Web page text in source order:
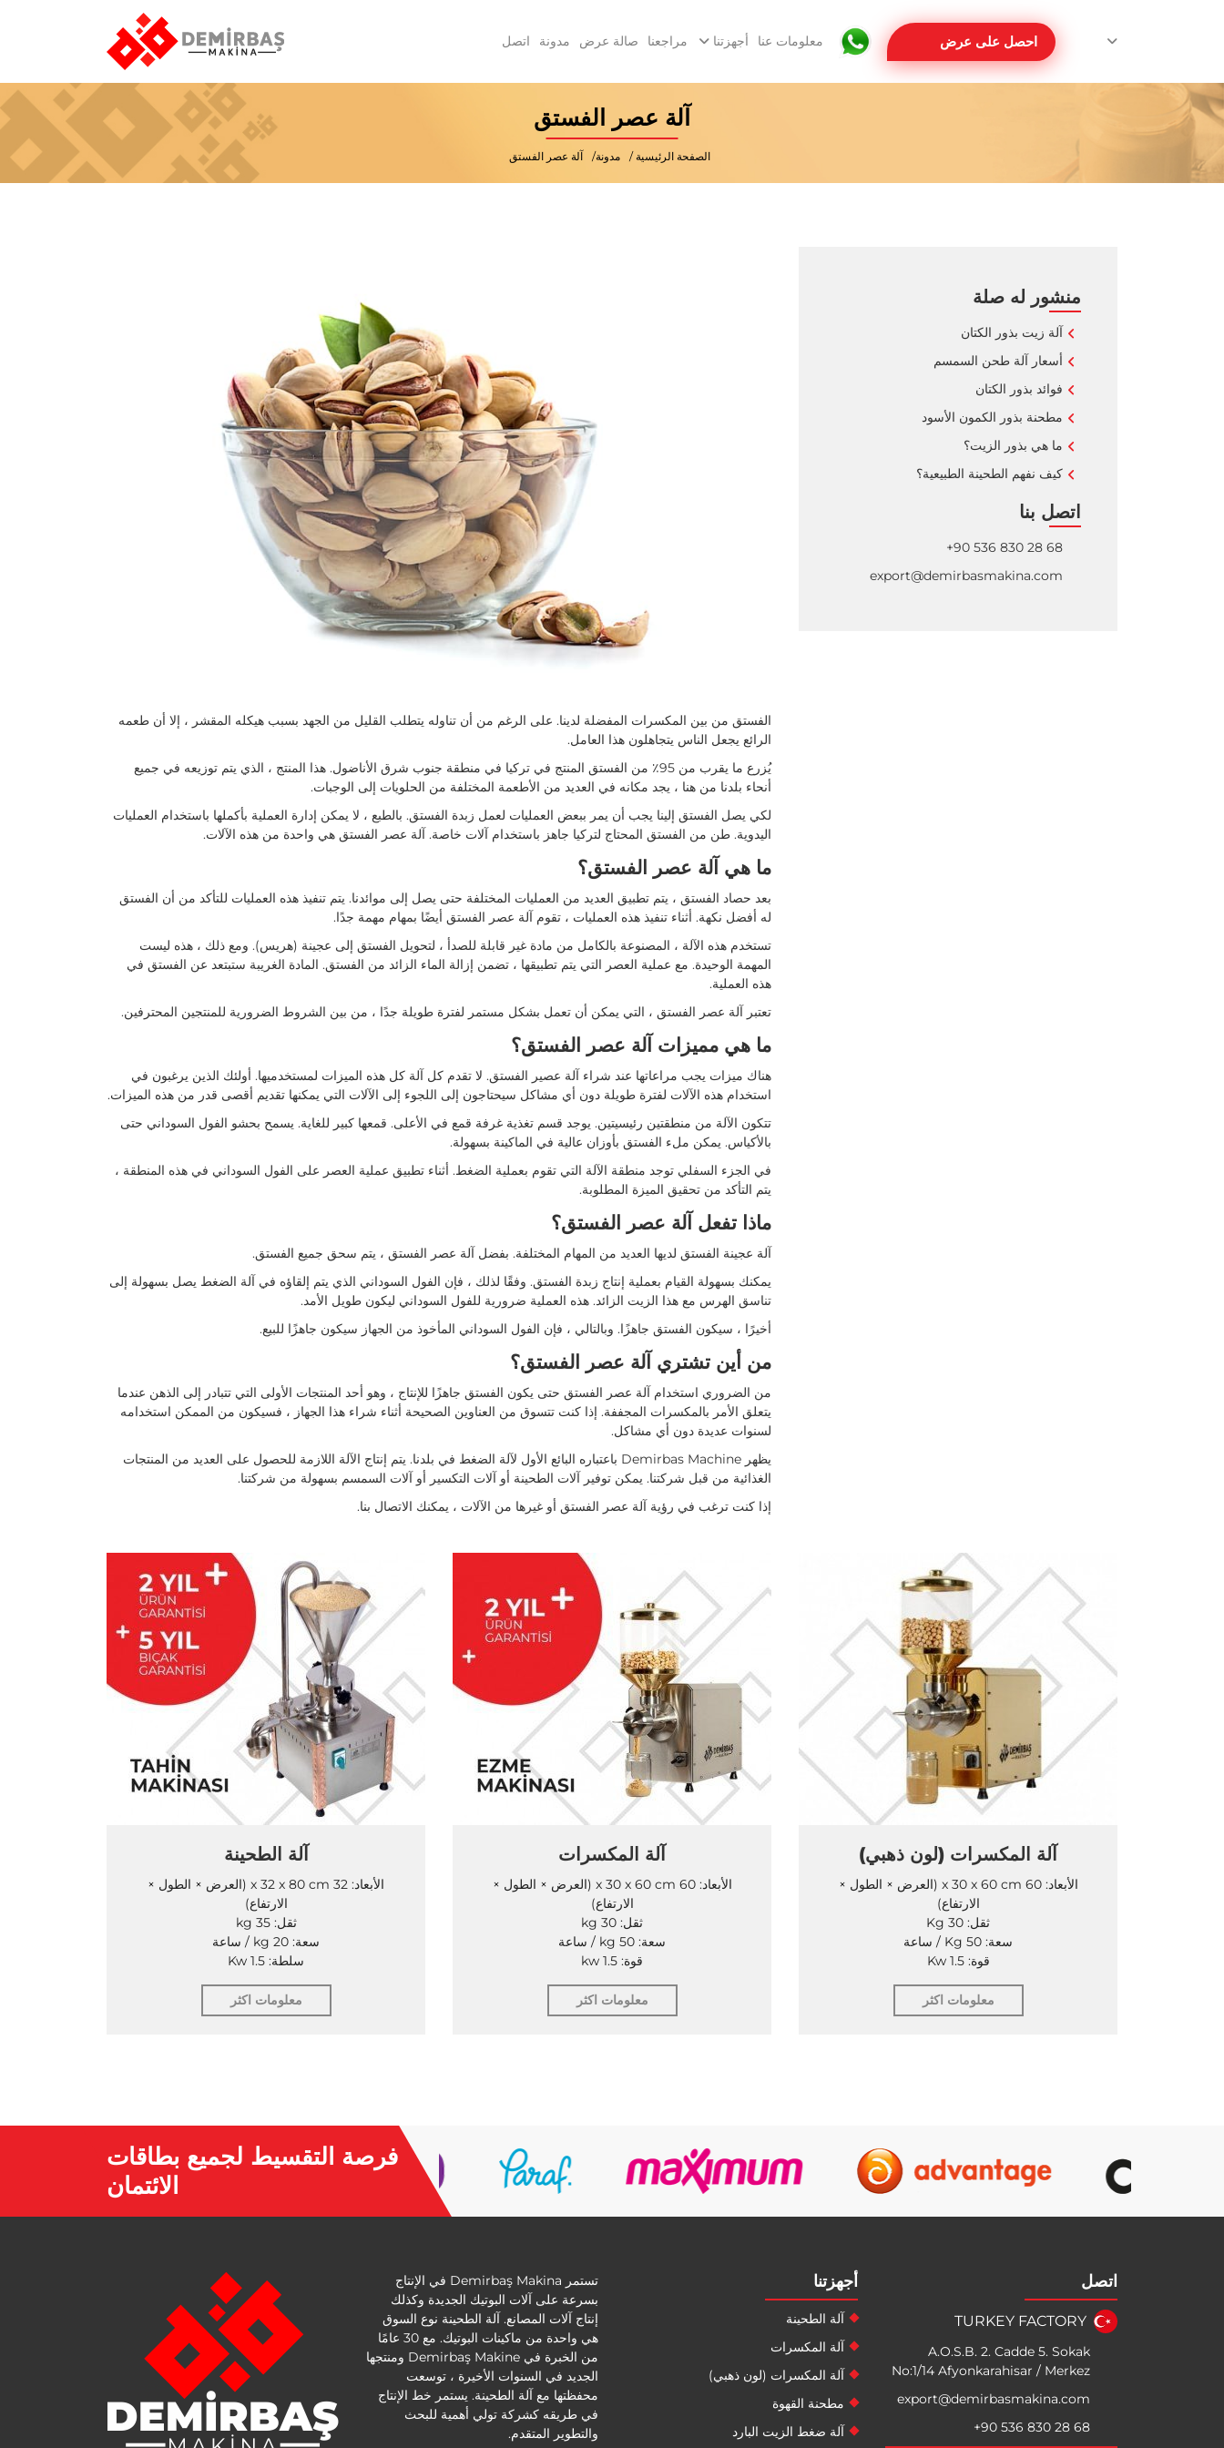
معلومات عنا أجهزتنا مراجعنا صالة عرض مدونة اتصل احصل على عرض
آلة عصر الفستق
الصفحة الرئيسية مدونة آلة عصر الفستق
الفستق من بين المكسرات المفضلة لدينا. على الرغم من أن تناوله يتطلب القليل من الجهد بسبب هيكله المقشر ، إلا أن طعمه
الرائع يجعل الناس يتجاهلون هذا العامل.
يُزرع ما يقرب من 95٪ من الفستق المنتج في تركيا في منطقة جنوب شرق الأناضول. هذا المنتج ، الذي يتم توزيعه في جميع
أنحاء بلدنا من هنا ، يجد مكانه في العديد من الأطعمة المختلفة من الحلويات إلى الوجبات.
لكي يصل الفستق إلينا يجب أن يمر ببعض العمليات لعمل زبدة الفستق. بالطبع ، لا يمكن إدارة العملية بأكملها باستخدام العمليات
اليدوية. طن من الفستق المحتاج لتركيا جاهز باستخدام آلات خاصة. آلة عصر الفستق هي واحدة من هذه الآلات.
ما هي آلة عصر الفستق؟
بعد حصاد الفستق ، يتم تطبيق العديد من العمليات المختلفة حتى يصل إلى موائدنا. يتم تنفيذ هذه العمليات للتأكد من أن الفستق
له أفضل نكهة. أثناء تنفيذ هذه العمليات ، تقوم آلة عصر الفستق أيضًا بمهام مهمة جدًا.
تستخدم هذه الآلة ، المصنوعة بالكامل من مادة غير قابلة للصدأ ، لتحويل الفستق إلى عجينة (هريس). ومع ذلك ، هذه ليست
المهمة الوحيدة. مع عملية العصر التي يتم تطبيقها ، تضمن إزالة الماء الزائد من الفستق. المادة الغريبة ستبتعد عن الفستق في
هذه العملية.
تعتبر آلة عصر الفستق ، التي يمكن أن تعمل بشكل مستمر لفترة طويلة جدًا ، من بين الشروط الضرورية للمنتجين المحترفين.
ما هي مميزات آلة عصر الفستق؟
هناك ميزات يجب مراعاتها عند شراء آلة عصير الفستق. لا تقدم كل آلة كل هذه الميزات لمستخدميها. أولئك الذين يرغبون في
استخدام هذه الآلات لفترة طويلة دون أي مشاكل سيحتاجون إلى اللجوء إلى الآلات التي يمكنها تقديم أقصى قدر من هذه الميزات.
تتكون الآلة من منطقتين رئيسيتين. يوجد قسم تغذية غرفة قمع في الأعلى. قمعها كبير للغاية. يسمح بحشو الفول السوداني حتى
بالأكياس. يمكن ملء الفستق بأوزان عالية في الماكينة بسهولة.
في الجزء السفلي توجد منطقة الآلة التي تقوم بعملية الضغط. أثناء تطبيق عملية العصر على الفول السوداني في هذه المنطقة ،
يتم التأكد من تحقيق الميزة المطلوبة.
ماذا تفعل آلة عصر الفستق؟
آلة عجينة الفستق لديها العديد من المهام المختلفة. بفضل آلة عصر الفستق ، يتم سحق جميع الفستق.
يمكنك بسهولة القيام بعملية إنتاج زبدة الفستق. وفقًا لذلك ، فإن الفول السوداني الذي يتم إلقاؤه في آلة الضغط يصل بسهولة إلى
تناسق الهرس مع هذا الزيت الزائد. هذه العملية ضرورية للفول السوداني ليكون طويل الأمد.
أخيرًا ، سيكون الفستق جاهزًا. وبالتالي ، فإن الفول السوداني المأخوذ من الجهاز سيكون جاهزًا للبيع.
من أين تشتري آلة عصر الفستق؟
من الضروري استخدام آلة عصر الفستق حتى يكون الفستق جاهزًا للإنتاج ، وهو أحد المنتجات الأولى التي تتبادر إلى الذهن عندما
يتعلق الأمر بالمكسرات المجففة. إذا كنت تتسوق من العناوين الصحيحة أثناء شراء هذا الجهاز ، فسيكون من الممكن استخدامه
لسنوات عديدة دون أي مشاكل.
يظهر Demirbas Machine باعتباره البائع الأول لآلة الضغط في بلدنا. يتم إنتاج الآلة اللازمة للحصول على العديد من المنتجات
الغذائية من قبل شركتنا. يمكن توفير آلات الطحينة أو آلات التكسير أو آلات السمسم بسهولة من شركتنا.
إذا كنت ترغب في رؤية آلة عصر الفستق أو غيرها من الآلات ، يمكنك الاتصال بنا.
منشور له صلة
آلة زيت بذور الكتان
أسعار آلة طحن السمسم
فوائد بذور الكتان
مطحنة بذور الكمون الأسود
ما هي بذور الزيت؟
كيف نفهم الطحينة الطبيعية؟
اتصل بنا
+90 536 830 28 68
export@demirbasmakina.com
آلة الطحينة
الأبعاد: 32 x 32 x 80 cm (العرض × الطول ×
الارتفاع)
ثقل: 35 kg
سعة: 20 kg / ساعة
سلطة: 1.5 Kw
معلومات اكثر
آلة المكسرات
الأبعاد: 60 x 30 x 60 cm (العرض × الطول ×
الارتفاع)
ثقل: 30 kg
سعة: 50 kg / ساعة
قوة: 1.5 kw
معلومات اكثر
آلة المكسرات (لون ذهبي)
الأبعاد: 60 x 30 x 60 cm (العرض × الطول ×
الارتفاع)
ثقل: 30 Kg
سعة: 50 Kg / ساعة
قوة: 1.5 Kw
معلومات اكثر
فرصة التقسيط لجميع بطاقات
الائتمان
تستمر Demirbaş Makina في الإنتاج
بسرعة على آلات البوتيك الجديدة وكذلك
إنتاج آلات المصانع. آلة الطحينة نوع السوق
هي واحدة من ماكينات البوتيك. مع 30 عامًا
من الخبرة في Demirbaş Makine ومنتجها
الجديد في السنوات الأخيرة ، توسعت
محفظتها مع آلة الطحينة. يستمر خط الإنتاج
في طريقه كشركة تولي أهمية للبحث
والتطوير المتقدم.
أجهزتنا
آلة الطحينة
آلة المكسرات
آلة المكسرات (لون ذهبي)
مطحنة القهوة
آلة ضغط الزيت البارد
اتصل
TURKEY FACTORY
A.O.S.B. 2. Cadde 5. Sokak
No:1/14 Afyonkarahisar / Merkez
export@demirbasmakina.com
+90 536 830 28 68